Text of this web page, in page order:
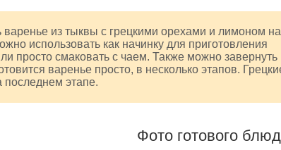
варенье из тыквы с грецкими орехами и лимоном на
использовать как начинку для приготовления
просто смаковать с чаем. Также можно завернуть
варенье просто, в несколько этапов.
последнем этапе.
Фото готового